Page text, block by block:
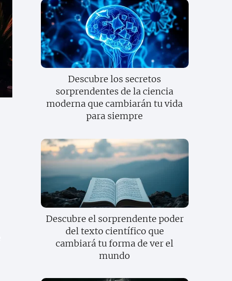
Descubre los secretos
sorprendentes de la ciencia
moderna que cambiarán tu vida
para siempre
Descubre el sorprendente poder
del texto científico que
cambiará tu forma de ver el
mundo